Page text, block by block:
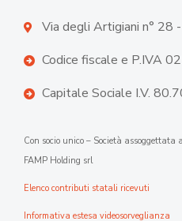
Via degli Artigiani n° 28
Codice fiscale e P.IVA
Capitale Sociale I.V.
Con socio unico – Società assoggettata
FAMP Holding srl
Elenco contributi statali ricevuti
Informativa estesa videosorveglianza